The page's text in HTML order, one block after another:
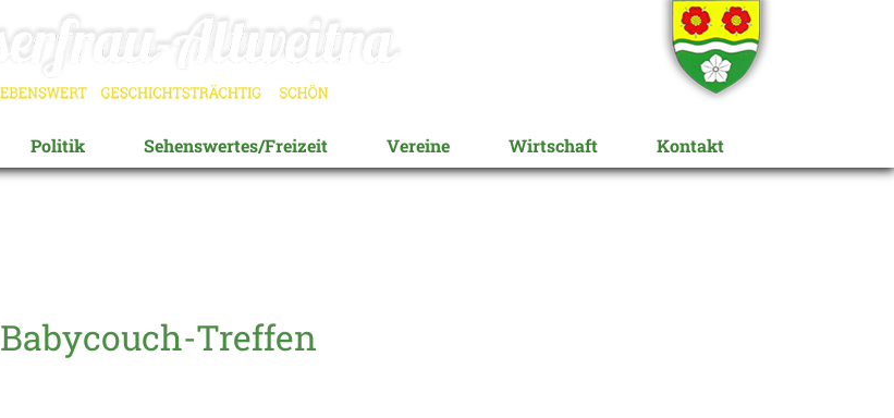
Politik Sehenswertes/Freizeit Vereine Wirtschaft Kontakt
Babycouch-Treffen